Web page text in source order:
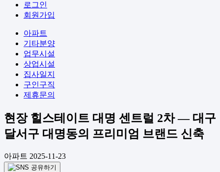
로그인
회원가입
아파트
기타분양
업무시설
상업시설
집사일지
구인구직
제휴문의
현장 힐스테이트 대명 센트럴 2차 — 대구
달서구 대명동의 프리미엄 브랜드 신축
아파트 2025-11-23